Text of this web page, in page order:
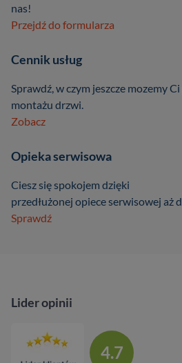
nas!
Przejdź do formularza
Cennik usług
Sprawdź, w czym jeszcze mozemy
montażu drzwi.
Zobacz
Opieka serwisowa
Ciesz się spokojem dzięki
przedłużonej opiece serwisowej aż
Sprawdź
Lider opinii
4.7